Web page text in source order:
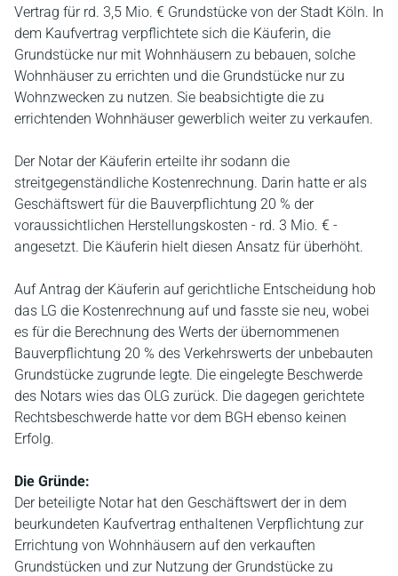
Vertrag für rd. 3,5 Mio. € Grundstücke von der Stadt Köln. In
dem Kaufvertrag verpflichtete sich die Käuferin, die
Grundstücke nur mit Wohnhäusern zu bebauen, solche
Wohnhäuser zu errichten und die Grundstücke nur zu
Wohnzwecken zu nutzen. Sie beabsichtigte die zu
errichtenden Wohnhäuser gewerblich weiter zu verkaufen.
Der Notar der Käuferin erteilte ihr sodann die
streitgegenständliche Kostenrechnung. Darin hatte er als
Geschäftswert für die Bauverpflichtung 20 % der
voraussichtlichen Herstellungskosten - rd. 3 Mio. € -
angesetzt. Die Käuferin hielt diesen Ansatz für überhöht.
Auf Antrag der Käuferin auf gerichtliche Entscheidung hob
das LG die Kostenrechnung auf und fasste sie neu, wobei
es für die Berechnung des Werts der übernommenen
Bauverpflichtung 20 % des Verkehrswerts der unbebauten
Grundstücke zugrunde legte. Die eingelegte Beschwerde
des Notars wies das OLG zurück. Die dagegen gerichtete
Rechtsbeschwerde hatte vor dem BGH ebenso keinen
Erfolg.
Die Gründe:
Der beteiligte Notar hat den Geschäftswert der in dem
beurkundeten Kaufvertrag enthaltenen Verpflichtung zur
Errichtung von Wohnhäusern auf den verkauften
Grundstücken und zur Nutzung der Grundstücke zu